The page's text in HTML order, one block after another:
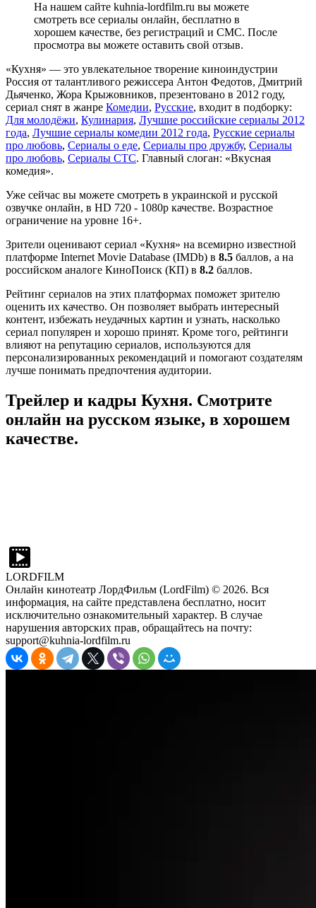
На нашем сайте kuhnia-lordfilm.ru вы можете
смотреть все сериалы онлайн, бесплатно в
хорошем качестве, без регистраций и СМС. После
просмотра вы можете оставить свой отзыв.
«Кухня» — это увлекательное творение киноиндустрии
Россия от талантливого режиссера Антон Федотов, Дмитрий
Дьяченко, Жора Крыжовников, презентовано в 2012 году,
сериал снят в жанре Комедии, Русские, входит в подборку:
Для молодёжи, Кулинария, Лучшие российские сериалы 2012
года, Лучшие сериалы комедии 2012 года, Русские сериалы
про любовь, Сериалы о еде, Сериалы про дружбу, Сериалы
про любовь, Сериалы СТС. Главный слоган: «Вкусная
комедия».
Уже сейчас вы можете смотреть в украинской и русской
озвучке онлайн, в HD 720 - 1080p качестве. Возрастное
ограничение на уровне 16+.
Зрители оценивают сериал «Кухня» на всемирно известной
платформе Internet Movie Database (IMDb) в 8.5 баллов, а на
российском аналоге КиноПоиск (КП) в 8.2 баллов.
Рейтинг сериалов на этих платформах поможет зрителю
оценить их качество. Он позволяет выбрать интересный
контент, избежать неудачных картин и узнать, насколько
сериал популярен и хорошо принят. Кроме того, рейтинги
влияют на репутацию сериалов, используются для
персонализированных рекомендаций и помогают создателям
лучше понимать предпочтения аудитории.
Трейлер и кадры Кухня. Смотрите
онлайн на русском языке, в хорошем
качестве.
LORDFILM
Онлайн кинотеатр ЛордФильм (LordFilm) © 2026. Вся
информация, на сайте представлена бесплатно, носит
исключительно ознакомительный характер. В случае
нарушения авторских прав, обращайтесь на почту:
support@kuhnia-lordfilm.ru